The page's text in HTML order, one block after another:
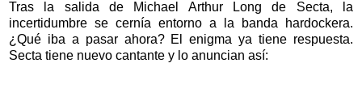
Tras la salida de Michael Arthur Long de Secta, la
incertidumbre se cernía entorno a la banda hardockera.
¿Qué iba a pasar ahora? El enigma ya tiene respuesta.
Secta tiene nuevo cantante y lo anuncian así: